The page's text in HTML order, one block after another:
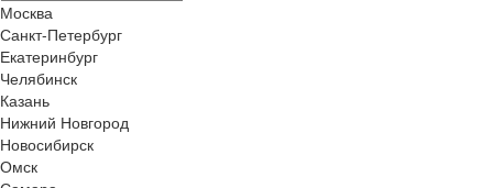
Москва
Санкт-Петербург
Екатеринбург
Челябинск
Казань
Нижний Новгород
Новосибирск
Омск